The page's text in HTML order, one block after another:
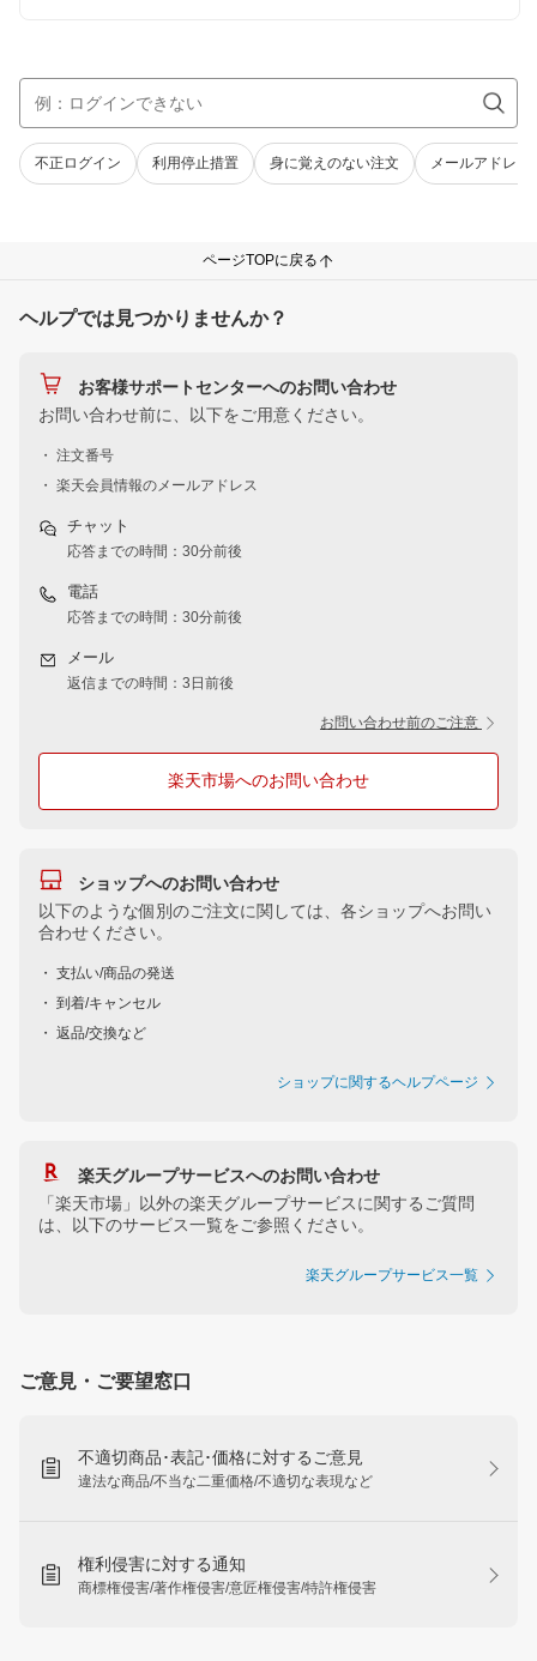
不正ログイン 利用停止措置 身に覚えのない注文 メールアドレス
ページTOPに戻る
ヘルプでは見つかりませんか？
お客様サポートセンターへのお問い合わせ
お問い合わせ前に、以下をご用意ください。
・ 注文番号
・ 楽天会員情報のメールアドレス
チャット
応答までの時間：30分前後
電話
応答までの時間：30分前後
メール
返信までの時間：3日前後
お問い合わせ前のご注意
楽天市場へのお問い合わせ
ショップへのお問い合わせ
以下のような個別のご注文に関しては、各ショップへお問い
合わせください。
・ 支払い/商品の発送
・ 到着/キャンセル
・ 返品/交換など
ショップに関するヘルプページ
楽天グループサービスへのお問い合わせ
「楽天市場」以外の楽天グループサービスに関するご質問
は、以下のサービス一覧をご参照ください。
楽天グループサービス一覧
ご意見・ご要望窓口
不適切商品･表記･価格に対するご意見
違法な商品/不当な二重価格/不適切な表現など
権利侵害に対する通知
商標権侵害/著作権侵害/意匠権侵害/特許権侵害